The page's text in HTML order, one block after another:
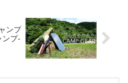
ンプ
ンプ-